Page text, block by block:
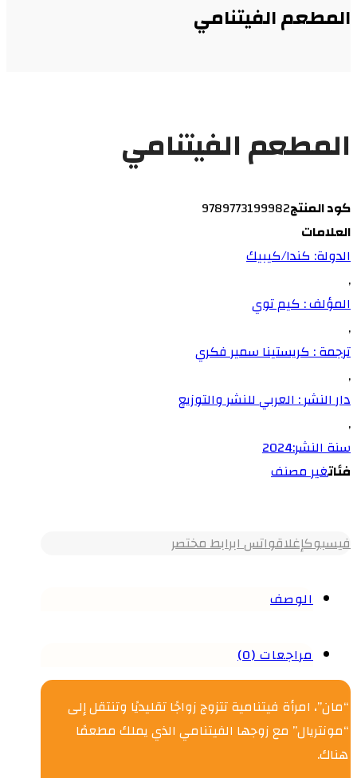
المطعم الفيتنامي
المطعم الفيتنامي
كود المنتج9789773199982
العلامات
الدولة: كندا/كيبيك
,
المؤلف : كيم توي
,
ترجمة : كريستينا سمير فكري
,
دار النشر : العربي للنشر والتوزيع
,
سنة النشر:2024
فئاتغير مصنف
فيسبوكإغلاقواتس ابرابط مختصر
الوصف
مراجعات (0)
“مان”، امرأة فيتنامية تتزوج زواجًا تقليديًا وتنتقل إلى
“مونتريال” مع زوجها الفيتنامي الذي يملك مطعمًا
هناك.